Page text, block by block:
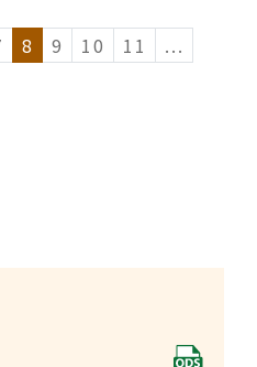
8 9 10 11 ...